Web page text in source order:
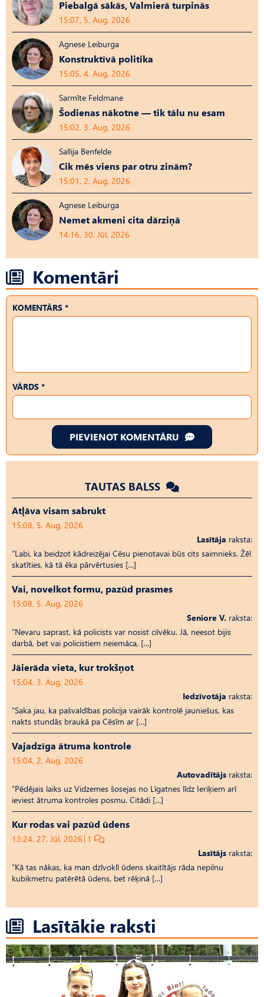
Piebalgā sākās, Valmierā turpinās
15:07, 5. Aug, 2026
Agnese Leiburga
Konstruktīvā politika
15:05, 4. Aug, 2026
Sarmīte Feldmane
Šodienas nākotne — tik tālu nu esam
15:02, 3. Aug, 2026
Sallija Benfelde
Cik mēs viens par otru zinām?
15:01, 2. Aug, 2026
Agnese Leiburga
Nemet akmeni cita dārziņā
14:16, 30. Jūl, 2026
Komentāri
KOMENTĀRS *
VĀRDS *
PIEVIENOT KOMENTĀRU
TAUTAS BALSS
Atļāva visam sabrukt
15:08, 5. Aug, 2026
Lasītāja raksta:
“Labi, ka beidzot kādreizējai Cēsu pienotavai būs cits saimnieks. Žēl
skatīties, kā tā ēka pārvērtusies […]
Vai, novelkot formu, pazūd prasmes
15:08, 5. Aug, 2026
Seniore V. raksta:
“Nevaru saprast, kā policists var nosist cilvēku. Jā, neesot bijis
darbā, bet vai policistiem neiemāca, […]
Jāierāda vieta, kur trokšņot
15:04, 3. Aug, 2026
Iedzīvotāja raksta:
“Saka jau, ka pašvaldības policija vairāk kontrolē jauniešus, kas
nakts stundās braukā pa Cēsīm ar […]
Vajadzīga ātruma kontrole
15:04, 2. Aug, 2026
Autovadītājs raksta:
“Pēdējais laiks uz Vid­ze­mes šosejas no Līgatnes līdz Ieriķiem arī
ieviest ātruma kontroles posmu. Citādi […]
Kur rodas vai pazūd ūdens
13:24, 27. Jūl, 2026 1
Lasītājs raksta:
“Kā tas nākas, ka man dzīvoklī ūdens skaitītājs rāda nepilnu
kubikmetru patērētā ūdens, bet rēķinā […]
Lasītākie raksti